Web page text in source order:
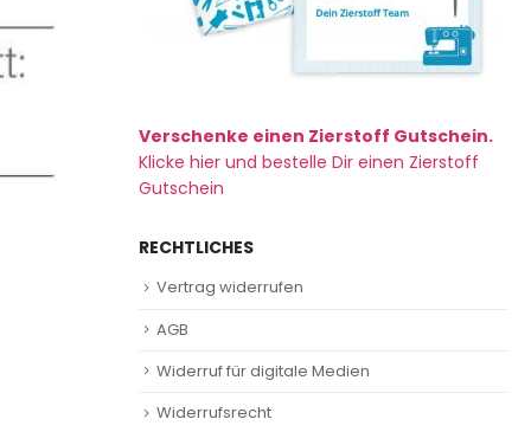
Verschenke einen Zierstoff Gutschein.
Klicke hier und bestelle Dir einen Zierstoff
Gutschein
RECHTLICHES
Vertrag widerrufen
AGB
Widerruf für digitale Medien
Widerrufsrecht